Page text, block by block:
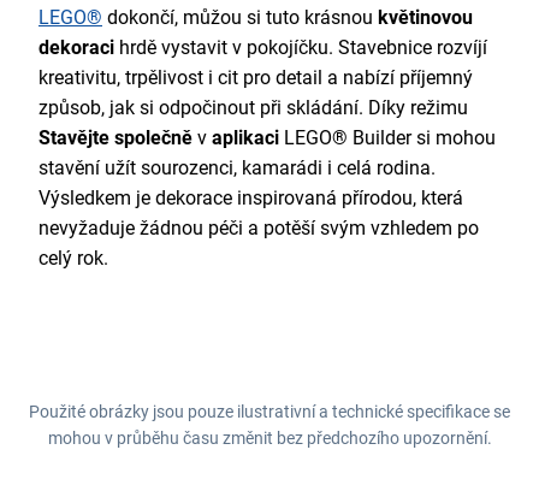
LEGO® dokončí, můžou si tuto krásnou květinovou
dekoraci hrdě vystavit v pokojíčku. Stavebnice rozvíjí
kreativitu, trpělivost i cit pro detail a nabízí příjemný
způsob, jak si odpočinout při skládání. Díky režimu
Stavějte společně v aplikaci LEGO® Builder si mohou
stavění užít sourozenci, kamarádi i celá rodina.
Výsledkem je dekorace inspirovaná přírodou, která
nevyžaduje žádnou péči a potěší svým vzhledem po
celý rok.
Použité obrázky jsou pouze ilustrativní a technické specifikace se
mohou v průběhu času změnit bez předchozího upozornění.